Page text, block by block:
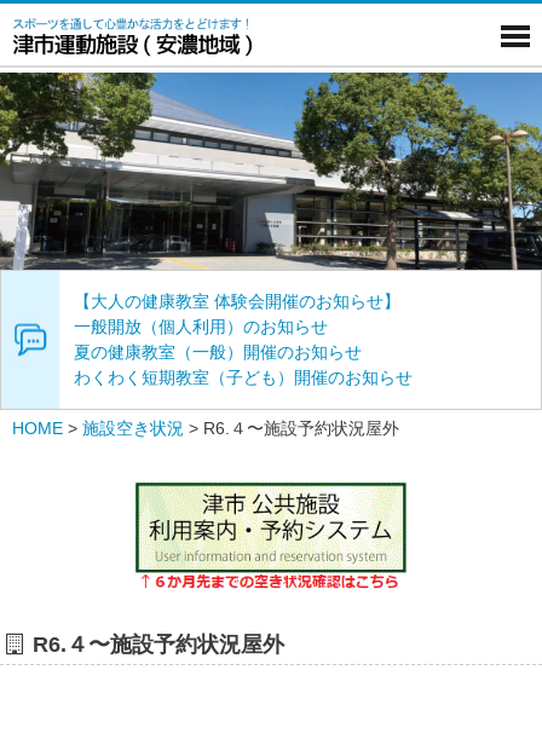
【大人の健康教室 体験会開催のお知らせ】
一般開放（個人利用）のお知らせ
夏の健康教室（一般）開催のお知らせ
わくわく短期教室（子ども）開催のお知らせ
HOME > 施設空き状況 > R6.４〜施設予約状況屋外
R6.４〜施設予約状況屋外